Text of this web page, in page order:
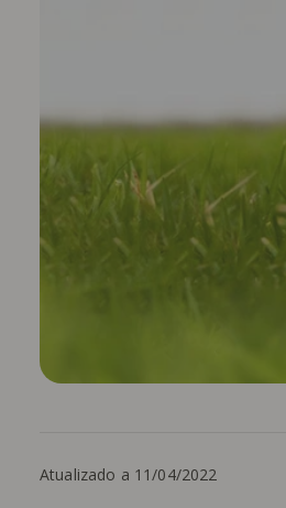
Atualizado a 11/04/2022